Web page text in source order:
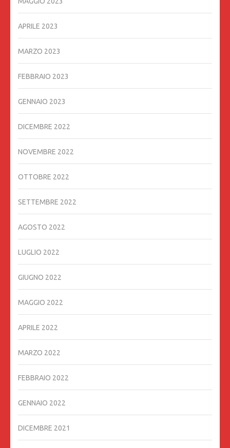
APRILE 2023
MARZO 2023
FEBBRAIO 2023
GENNAIO 2023
DICEMBRE 2022
NOVEMBRE 2022
OTTOBRE 2022
SETTEMBRE 2022
AGOSTO 2022
LUGLIO 2022
GIUGNO 2022
MAGGIO 2022
APRILE 2022
MARZO 2022
FEBBRAIO 2022
GENNAIO 2022
DICEMBRE 2021